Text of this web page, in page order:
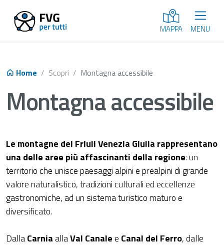
MAPPA MENU
Home Scopri Montagna accessibile
Montagna accessibile
Le montagne del Friuli Venezia Giulia rappresentano
una delle aree più affascinanti della regione: un
territorio che unisce paesaggi alpini e prealpini di grande
valore naturalistico, tradizioni culturali ed eccellenze
gastronomiche, ad un sistema turistico maturo e
diversificato.
DallaCarniaallaVal Canalee Canal del Ferro, dalle